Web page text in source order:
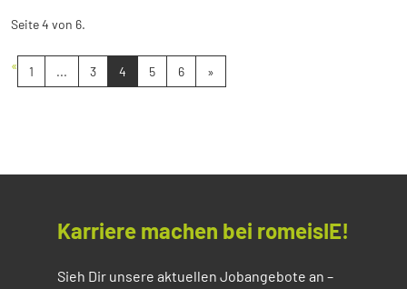
Seite 4 von 6.
« 1 ... 3 4 5 6 »
Karriere machen bei romeisIE!
Sieh Dir unsere aktuellen Jobangebote an –